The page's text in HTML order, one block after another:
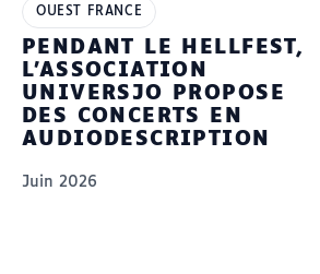
OUEST FRANCE
PENDANT LE HELLFEST,
L’ASSOCIATION
UNIVERSJO PROPOSE
DES CONCERTS EN
AUDIODESCRIPTION
Juin 2026